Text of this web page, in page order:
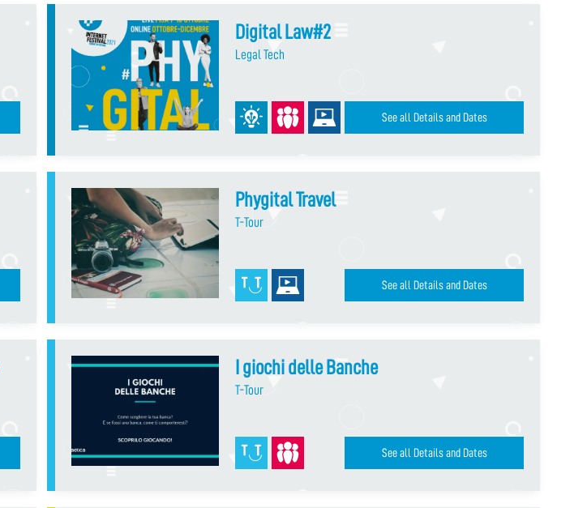
Digital Law#2
Legal Tech
See all Details and Dates
Phygital Travel
T-Tour
See all Details and Dates
I giochi delle Banche
T-Tour
See all Details and Dates